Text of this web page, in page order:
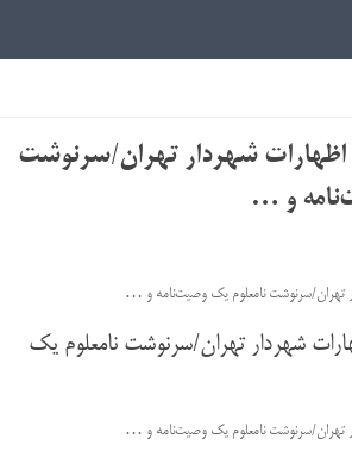
اظهارات شهردار تهران/سرنوشت
و …
تهران/سرنوشت نامعلوم یک وصیت‌نامه و …
شهردار تهران/سرنوشت نامعلوم یک
تهران/سرنوشت نامعلوم یک وصیت‌نامه و …